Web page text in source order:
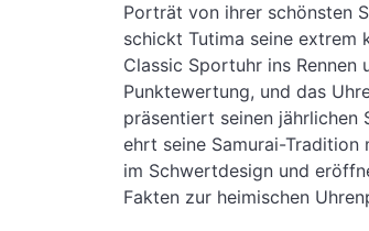
Porträt von ihrer schönsten
schickt Tutima seine extrem
Classic Sportuhr ins Rennen
Punktewertung, und das
präsentiert seinen jährlichen
ehrt seine Samurai-Tradition
im Schwertdesign und
Fakten zur heimischen